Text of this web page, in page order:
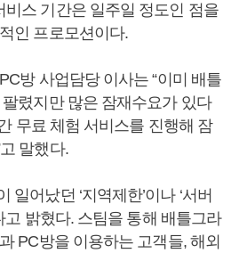
스 기간은 일주일 정도인 점을
인 프로모션이다.
방 사업담당 이사는 “이미 배틀
렸지만 많은 잠재수요가 있다
무료 체험 서비스를 진행해 잠
말했다.
일어났던 ‘지역제한’이나 ‘서버
고 밝혔다. 스팀을 통해 배틀그라
PC방을 이용하는 고객들, 해외